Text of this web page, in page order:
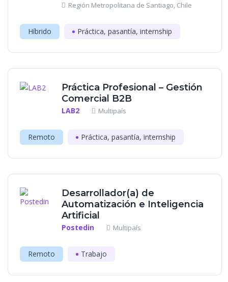
Región Metropolitana de Santiago, Chile
Híbrido Práctica, pasantía, internship
Práctica Profesional – Gestión
Comercial B2B
LAB2 Multipaís
Remoto Práctica, pasantía, internship
Desarrollador(a) de
Automatización e Inteligencia
Artificial
Postedin Multipaís
Remoto Trabajo